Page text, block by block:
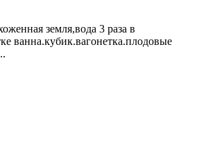
земля,вода 3 раза в
ванна.кубик.вагонетка.плодовые